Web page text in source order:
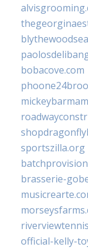
bobacove.com
sportszilla.org
brasserie-
official-kelly-